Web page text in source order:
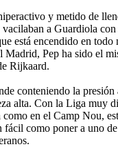
y metido de
a Guardiola con
está encendido en
Pep ha sido el
Rijkaard.
conteniendo la
alta. Con la Liga muy
en el Camp Nou,
como poner a uno